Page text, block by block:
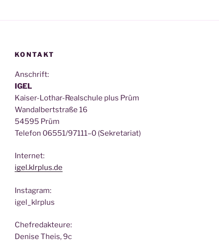
KONTAKT
Anschrift:
IGEL
Kai­ser-Lothar-Real­schu­le plus Prüm
Wan­dal­bert­stra­ße 16
54595 Prüm
Tele­fon 06551/97111–0 (Sekre­ta­ri­at)
Inter­net:
igel.klrplus.de
Insta­gram:
igel_klrplus
Chef­re­dak­teu­re:
Deni­se Theis, 9c